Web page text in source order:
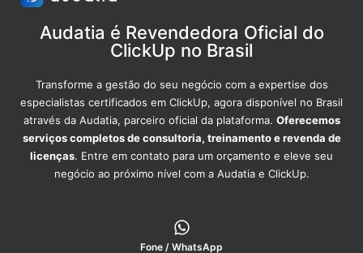
Audatia é Revendedora Oficial do
ClickUp no Brasil
Transforme a gestão do seu negócio com a expertise dos
especialistas certificados em ClickUp, agora disponível no Brasil
através da Audatia, parceiro oficial da plataforma. Oferecemos
serviços completos de consultoria, treinamento e revenda de
licenças. Entre em contato para um orçamento e eleve seu
negócio ao próximo nível com a Audatia e ClickUp.
Fone / WhatsApp